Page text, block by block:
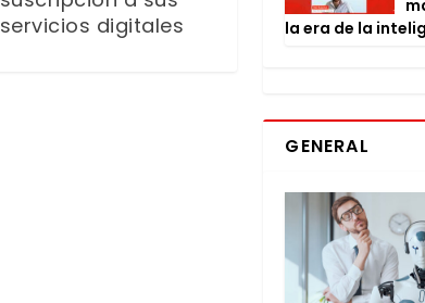
servicios digitales
la era de la
GENERAL